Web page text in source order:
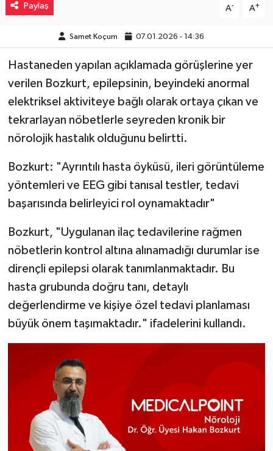
Paylaş A- A+
Samet Koçum 07.01.2026 - 14:36
Hastaneden yapılan açıklamada görüşlerine yer
verilen Bozkurt, epilepsinin, beyindeki anormal
elektriksel aktiviteye bağlı olarak ortaya çıkan ve
tekrarlayan nöbetlerle seyreden kronik bir
nörolojik hastalık olduğunu belirtti.
Bozkurt: "Ayrıntılı hasta öyküsü, ileri görüntüleme
yöntemleri ve EEG gibi tanısal testler, tedavi
başarısında belirleyici rol oynamaktadır"
Bozkurt, "Uygulanan ilaç tedavilerine rağmen
nöbetlerin kontrol altına alınamadığı durumlar ise
dirençli epilepsi olarak tanımlanmaktadır. Bu
hasta grubunda doğru tanı, detaylı
değerlendirme ve kişiye özel tedavi planlaması
büyük önem taşımaktadır." ifadelerini kullandı.
Sinemalar
Siyaset
Spor
Teknoloji
Türkiye
Video Haber
Yeme-İçme